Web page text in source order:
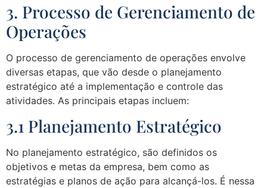
3. Processo de Gerenciamento de
Operações
O processo de gerenciamento de operações envolve
diversas etapas, que vão desde o planejamento
estratégico até a implementação e controle das
atividades. As principais etapas incluem:
3.1 Planejamento Estratégico
No planejamento estratégico, são definidos os
objetivos e metas da empresa, bem como as
estratégias e planos de ação para alcançá-los. É nessa